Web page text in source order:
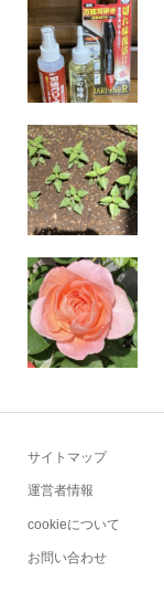
サイトマップ
運営者情報
cookieについて
お問い合わせ